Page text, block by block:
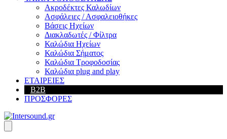
Ακροδέκτες Καλωδίων
Ασφάλειες / Ασφαλειοθήκες
Βάσεις Ηχείων
Διακλαδωτές / Φίλτρα
Καλώδια Ηχείων
Καλώδια Σήματος
Καλώδια Τροφοδοσίας
Καλώδια plug and play
ΕΤΑΙΡΕΙΕΣ
B2B
ΠΡΟΣΦΟΡΕΣ